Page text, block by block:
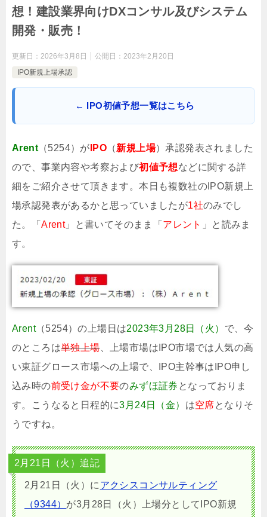
想！建設業界向けDXコンサル及びシステム
開発・販売！
更新日： 2026年3月8日 公開日： 2023年2月20日
IPO新規上場承認
← IPO初値予想一覧はこちら
Arent （5254）が IPO （新規上場）承認発表されました
ので、事業内容や考察および初値予想などに関する詳
細をご紹介させて頂きます。本日も複数社のIPO新規上
場承認発表があるかと思っていましたが1社のみでし
た。「Arent」と書いてそのまま「 アレント
」と読みま
す。
Arent（5254）の上場日は2023年3月28日（火） で、今
のところは単独上場、上場市場はIPO市場では人気の高
い東証グロース市場への上場で、IPO主幹事はIPO申し
込み時の前受け金が不要のみずほ証券 となっておりま
す。こうなると日程的に3月24日（金） は空席となりそ
うですね。
2月21日（火）追記
2月21日（火）に アクシスコンサルティング
（9344） が3月28日（火）上場分としてIPO新規